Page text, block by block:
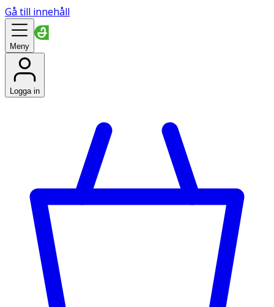
Gå till innehåll
Meny
Logga in